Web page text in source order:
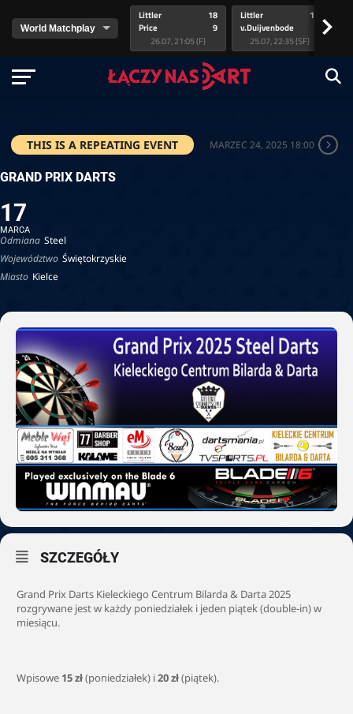
Littler
Price
18
9
26.07, 21:05 (F)
Littler
v.Duijvenbode
17
25.07, 22:35 (SF)
>
THIS IS A REPEATING EVENT MARZEC 24, 2025 18:00
GRAND PRIX DARTS
17
MARCA
Odmiana Steel
Województwo Świętokrzyskie
Miasto Kielce
SZCZEGÓŁY
Grand Prix Darts Kieleckiego Centrum Bilarda & Darta 2025
rozgrywane jest w każdy poniedziałek i jeden piątek (double-in) w
miesiącu.
Wpisowe 15 zł(poniedziałek) i20 zł(piątek).